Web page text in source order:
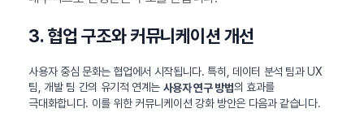
3. 협업 구조와 커뮤니케이션 개선
사용자 중심 문화는 협업에서 시작됩니다. 특히, 데이터 분석 팀과 UX
팀, 개발 팀 간의 유기적 연계는 사용자 연구 방법의 효과를
극대화합니다. 이를 위한 커뮤니케이션 강화 방안은 다음과 같습니다.